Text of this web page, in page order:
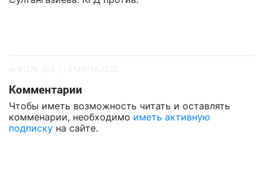
Комментарии
Чтобы иметь возможность читать и оставлять
комменарии, необходимо иметь активную
подписку на сайте.